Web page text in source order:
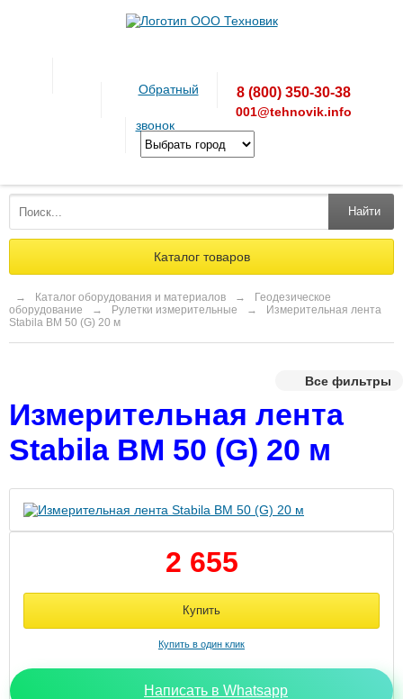
Обратный
звонок
8 (800) 350-30-38
001@tehnovik.info
Найти
Каталог товаров
→ Каталог оборудования и материалов →
Геодезическое
оборудование
→ Рулетки измерительные →
Измерительная лента
Stabila BM 50 (G) 20 м
Все фильтры
Измерительная лента
Stabila BM 50 (G) 20 м
2 655
Написать в Whatsapp